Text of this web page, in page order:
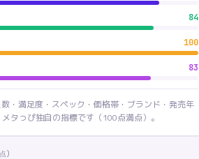
84
100
83
・満足度・スペック・価格帯・ブランド・発売年
タっぴ独自の指標です（100点満点）。
)